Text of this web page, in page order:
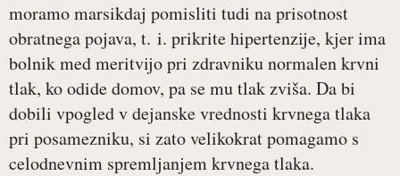
moramo marsikdaj pomisliti tudi na prisotnost
obratnega pojava, t. i. prikrite hipertenzije, kjer ima
bolnik med meritvijo pri zdravniku normalen krvni
tlak, ko odide domov, pa se mu tlak zviša. Da bi
dobili vpogled v dejanske vrednosti krvnega tlaka
pri posamezniku, si zato velikokrat pomagamo s
celodnevnim spremljanjem krvnega tlaka.